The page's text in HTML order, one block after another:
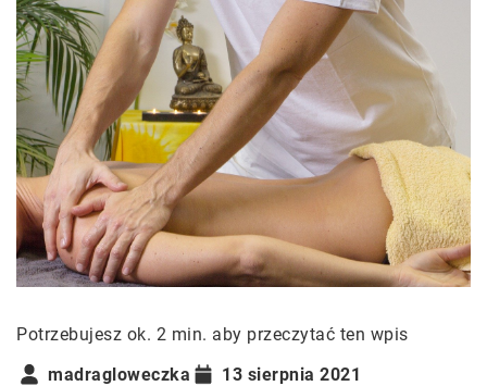
Potrzebujesz ok. 2 min. aby przeczytać ten wpis
madragloweczka
13 sierpnia 2021